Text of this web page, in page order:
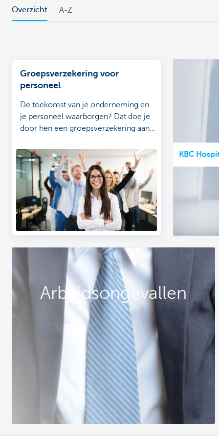
Overzicht A-Z
Groepsverzekering voor
personeel
De toekomst van je onderneming en
je personeel waarborgen? Dat doe je
door hen een groepsverzekering aan
KBC
Arbeidsongevallen